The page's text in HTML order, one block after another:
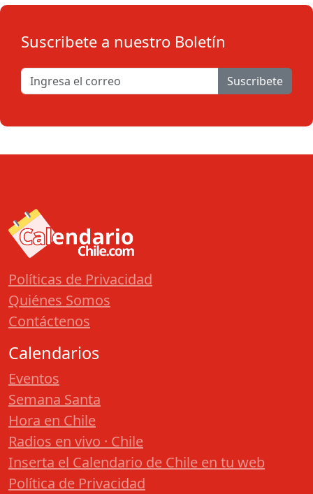
Suscribete a nuestro Boletín
Suscribete
Políticas de Privacidad
Quiénes Somos
Contáctenos
Calendarios
Eventos
Semana Santa
Hora en Chile
Radios en vivo · Chile
Inserta el Calendario de Chile en tu web
Política de Privacidad